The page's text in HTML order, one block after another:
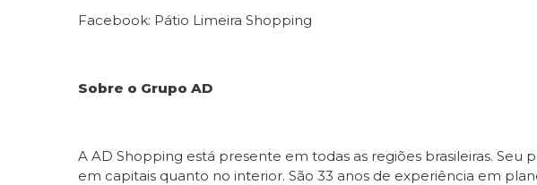
Facebook: Pátio Limeira Shopping
Sobre o Grupo AD
A AD Shopping está presente em todas as regiões brasileiras.
em capitais quanto no interior. São 33 anos de experiência em